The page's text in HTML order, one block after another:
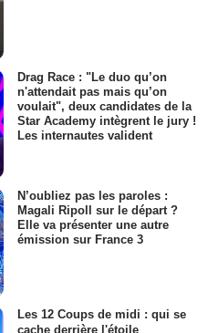
Drag Race : "Le duo qu’on
n'attendait pas mais qu’on
voulait", deux candidates de la
Star Academy intègrent le jury !
Les internautes valident
N’oubliez pas les paroles :
Magali Ripoll sur le départ ?
Elle va présenter une autre
émission sur France 3
Les 12 Coups de midi : qui se
cache derrière l'étoile